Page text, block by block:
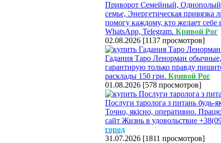
Приворот Семейный,
семье, Энергетическая
помогу каждому, кто желает
WhatsApp, Telegram. Кривой Рог
02.08.2026 [1137 просмотров]
Гадания Таро Ленорман
гарантирую только правду
расклады 150 грн. Кривой Рог
01.08.2026 [578 просмотров]
Послуги таролога з питань будь-
Точно, якісно, оперативно.
сайт Жизнь в удовольствие
город
31.07.2026 [1811 просмотров]